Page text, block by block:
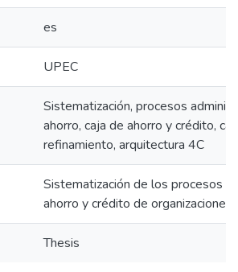
es
UPEC
Sistematización, procesos
ahorro, caja de ahorro y crédito,
refinamiento, arquitectura 4C
Sistematización de los procesos
ahorro y crédito de organizaciones
Thesis